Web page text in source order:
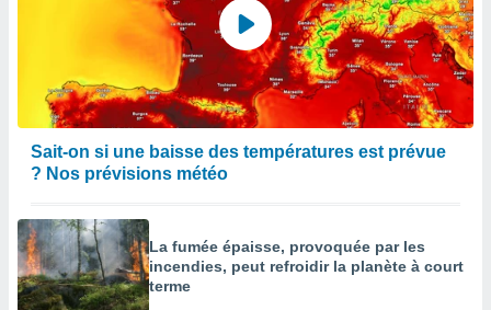
Sait-on si une baisse des températures est prévue
? Nos prévisions météo
La fumée épaisse, provoquée par les
incendies, peut refroidir la planète à court
terme